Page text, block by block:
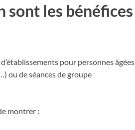
sont les bénéfices
pour personnes âgées
ou de séances de groupe
montrer :